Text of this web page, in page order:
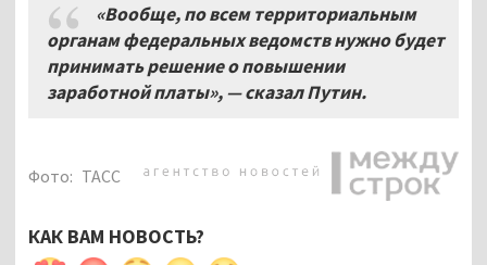
«Вообще, по всем территориальным
органам федеральных ведомств нужно будет
принимать решение о повышении
заработной платы», — сказал Путин.
Фото: ТАСС
КАК ВАМ НОВОСТЬ?